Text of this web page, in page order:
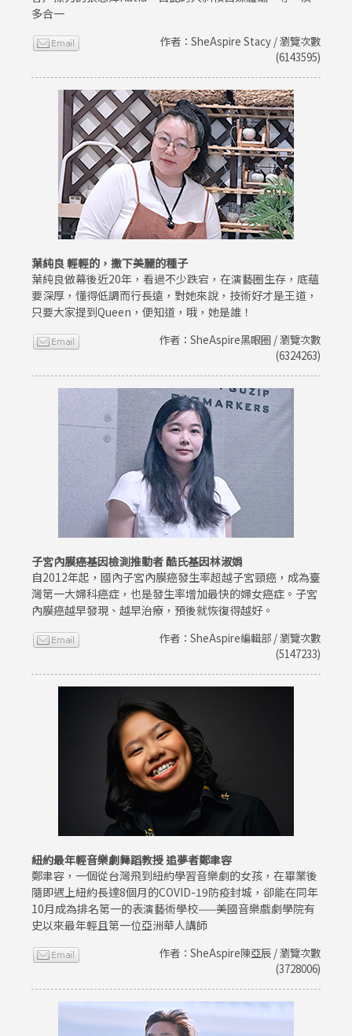
多合一
作者：SheAspire Stacy / 瀏覽次數
(6143595)
葉純良 輕輕的，撒下美麗的種子
葉純良做幕後近20年，看過不少跌宕，在演藝圈生存，底蘊
要深厚，懂得低調而行長遠，對她來說，技術好才是王道，
只要大家提到Queen，便知道，哦，她是誰！
作者：SheAspire黑眼圈 / 瀏覽次數
(6324263)
子宮內膜癌基因檢測推動者 酷氏基因林淑娟
自2012年起，國內子宮內膜癌發生率超越子宮頸癌，成為臺
灣第一大婦科癌症，也是發生率增加最快的婦女癌症。子宮
內膜癌越早發現、越早治療，預後就恢復得越好。
作者：SheAspire編輯部 / 瀏覽次數
(5147233)
紐約最年輕音樂劇舞蹈教授 追夢者鄭聿容
鄭聿容，一個從台灣飛到紐約學習音樂劇的女孩，在畢業後
隨即遇上紐約長達8個月的COVID-19防疫封城，卻能在同年
10月成為排名第一的表演藝術學校——美國音樂戲劇學院有
史以來最年輕且第一位亞洲華人講師
作者：SheAspire陳亞辰 / 瀏覽次數
(3728006)